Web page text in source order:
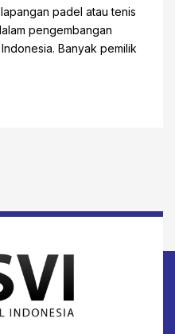
padel atau tenis
pengembangan
Banyak pemilik